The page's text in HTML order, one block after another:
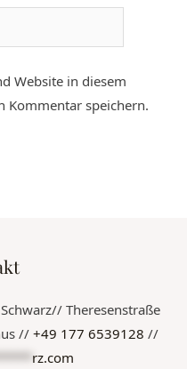
Website in diesem
Kommentar speichern.
Theresenstraße
//+49 177 6539128 //
rz.com